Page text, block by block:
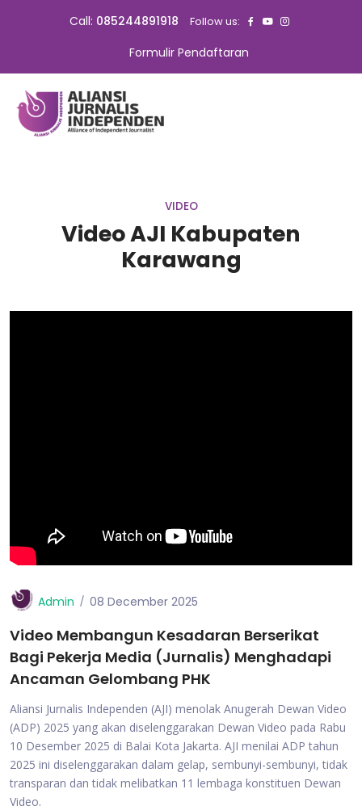
Call: 085244891918 Follow us:
Formulir Pendaftaran
VIDEO
Video AJI Kabupaten
Karawang
Admin 08 December 2025
Video Membangun Kesadaran Berserikat
Bagi Pekerja Media (Jurnalis) Menghadapi
Ancaman Gelombang PHK
Aliansi Jurnalis Independen (AJI) menolak Anugerah Dewan Video
(ADP) 2025 yang akan diselenggarakan Dewan Video pada Rabu
10 Desember 2025 di Balai Kota Jakarta. AJI menilai ADP tahun
2025 ini diselenggarakan dalam gelap, sembunyi-sembunyi, tidak
transparan dan tidak melibatkan 11 lembaga konstituen Dewan
Video.